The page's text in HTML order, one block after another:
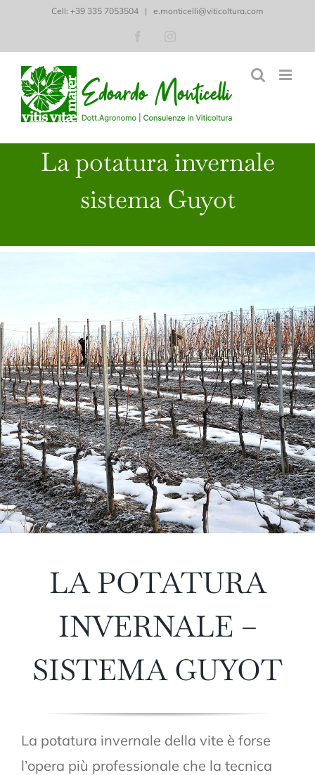
contenuto
Cell: ‭+39 335 7053504‬ | e.monticelli@viticoltura.com
La potatura invernale
sistema Guyot
LA POTATURA
INVERNALE –
SISTEMA GUYOT
La potatura invernale della vite è forse
l’opera più professionale che la tecnica